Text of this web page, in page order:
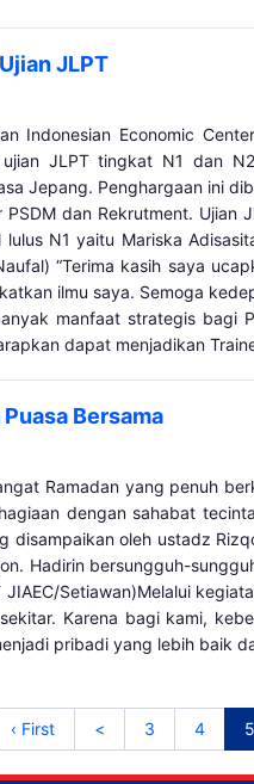
JLPT
Indonesian Economic
JLPT tingkat N1 dan
Jepang. Penghargaan ini
dan Rekrutment.
N1 yaitu Mariska
“Terima kasih saya
ilmu saya. Semoga
manfaat strategis
dapat menjadikan
Bersama
Ramadan yang penuh
dengan sahabat
disampaikan oleh ustadz
Hadirin bersungguh-
JIAEC/Setiawan)Melalui
Karena bagi kami,
pribadi yang lebih baik
‹ First < 3 4 5